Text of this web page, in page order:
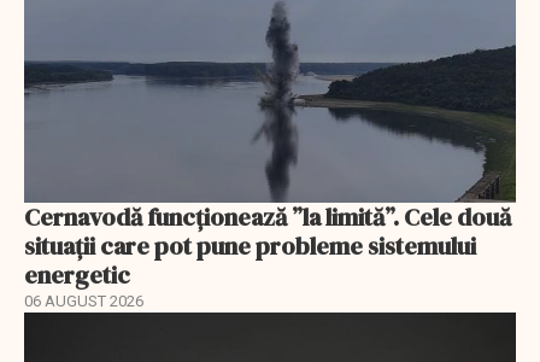
Cernavodă funcționează ”la limită”. Cele două
situații care pot pune probleme sistemului
energetic
06 AUGUST 2026